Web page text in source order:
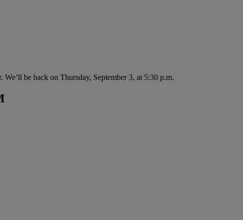
be back on Thursday, September 3, at 5:30 p.m.